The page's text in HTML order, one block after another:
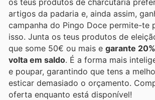
artigos da padaria e, ainda assim,
campanha do Pingo Doce permite-te
isso. Junta os teus produtos de
que some 50€ ou mais e garante
volta em saldo. É a forma mais
e poupar, garantindo que tens a
esticar demasiado o orçamento.
oferta enquanto está disponível!